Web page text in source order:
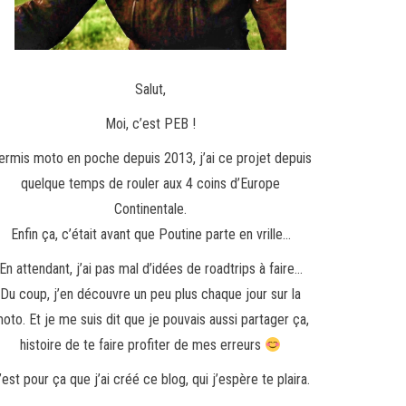
Salut,
Moi, c’est PEB !
moto en poche depuis 2013, j’ai ce projet depuis
quelque temps de rouler aux 4 coins d’Europe
Continentale.
Enfin ça, c’était avant que Poutine parte en vrille…
En attendant, j’ai pas mal d’idées de roadtrips à faire…
Du coup, j’en découvre un peu plus chaque jour sur la
Et je me suis dit que je pouvais aussi partager ça,
histoire de te faire profiter de mes erreurs
pour ça que j’ai créé ce blog, qui j’espère te plaira.